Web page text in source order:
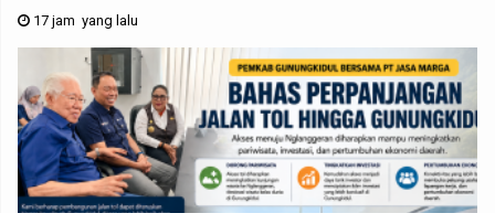
17 jam yang lalu